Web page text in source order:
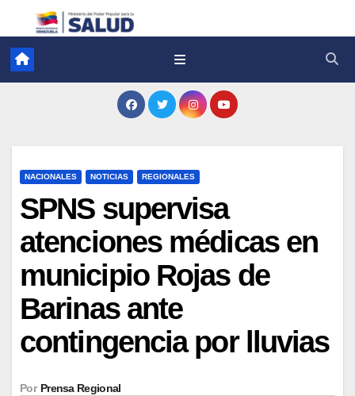
NACIONALES NOTICIAS REGIONALES
SPNS supervisa
atenciones médicas en
municipio Rojas de
Barinas ante
contingencia por lluvias
Por Prensa Regional